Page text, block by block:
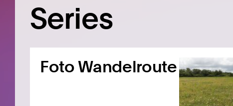
Series
Foto Wandelroute